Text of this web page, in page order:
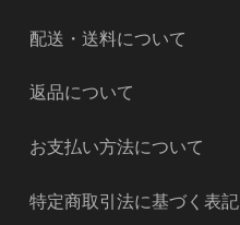
配送・送料について
返品について
お支払い方法について
特定商取引法に基づく表記